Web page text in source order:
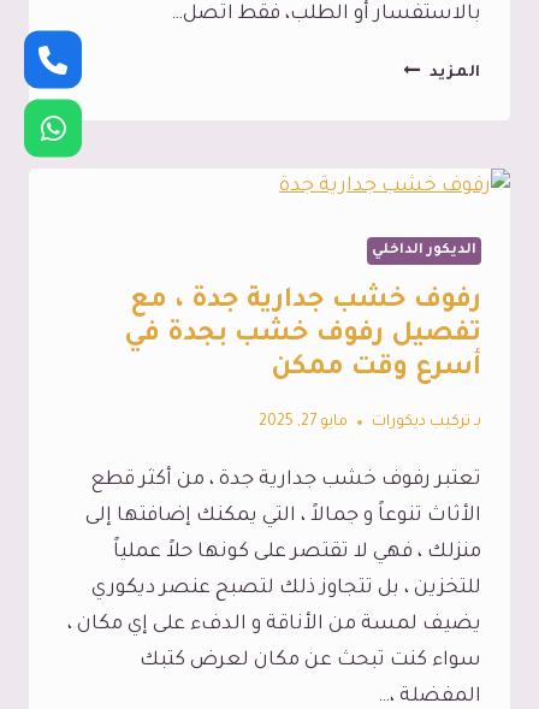
بالاستفسار أو الطلب، فقط اتصل…
المزيدديكور
جدة،
بأفضل
تركيب
ديكور
حفر
في
جدة
الديكور الداخلي
رفوف خشب جدارية جدة ، مع
تفصيل رفوف خشب بجدة في
أسرع وقت ممكن
بـ تركيب ديكورات مايو 27, 2025
تعتبر رفوف خشب جدارية جدة ، من أكثر قطع
الأثاث تنوعاً و جمالاً ، التي يمكنك إضافتها إلى
منزلك ، فهي لا تقتصر على كونها حلاً عملياً
للتخزين ، بل تتجاوز ذلك لتصبح عنصر ديكوري
يضيف لمسة من الأناقة و الدفء على إي مكان ،
سواء كنت تبحث عن مكان لعرض كتبك
المفضلة ،…